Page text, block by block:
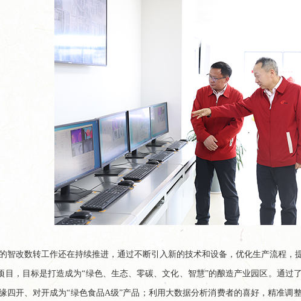
智改数转工作还在持续推进，通过不断引入新的技术和设备，优化生产流程
目，目标是打造成为“绿色、生态、零碳、文化、智慧”的酿造产业园区。通过
四开、对开成为“绿色食品A级”产品；利用大数据分析消费者的喜好，精准